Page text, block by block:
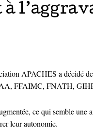
APACHES a décidé
FFAIMC, FNATH,
ce qui semble une
leur autonomie.